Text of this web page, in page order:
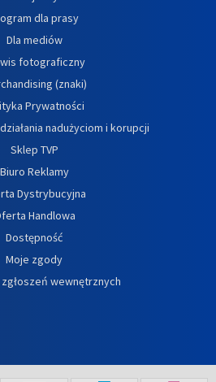
dla prasy
Dla mediów
fotograficzny
(znaki)
Prywatności
nadużyciom i korupcji
Sklep TVP
Biuro Reklamy
Dystrybucyjna
Handlowa
Dostępność
Moje zgody
wewnętrznych